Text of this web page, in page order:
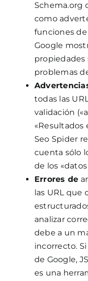
Schema.org
como
funciones
Google
propiedades
problemas
todas las
validación
«Resultados
Seo Spider
cuenta sólo
de los
Errores de
las URL
analizar
debe a un
incorrecto.
de Google,
es una